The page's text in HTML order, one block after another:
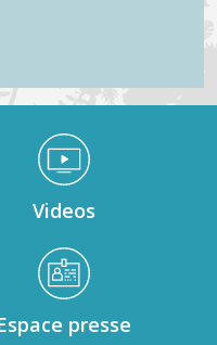
Videos
presse